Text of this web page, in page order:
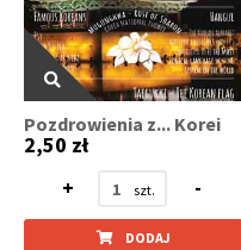
Pozdrowienia z... Korei
2,50 zł
+
-
DODAJ